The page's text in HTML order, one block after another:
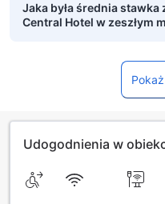
Jaka była średnia
Central Hotel w zeszłym
Udogodnienia w